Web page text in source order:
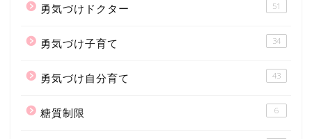
勇気づけドクター 51
勇気づけ子育て 34
勇気づけ自分育て 43
糖質制限 6